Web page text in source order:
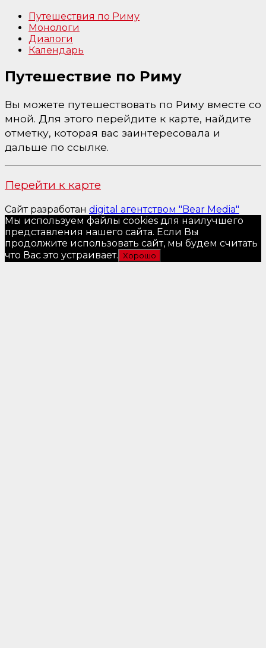
Путешествия по Риму
Монологи
Диалоги
Календарь
Путешествие по Риму
Вы можете путешествовать по Риму вместе со
мной. Для этого перейдите к карте, найдите
отметку, которая вас заинтересовала и
дальше по ссылке.
Перейти к карте
Сайт разработан digital агентством "Bear Media"
Мы используем файлы cookies для наилучшего
представления нашего сайта. Если Вы
продолжите использовать сайт, мы будем считать
что Вас это устраивает. Хорошо